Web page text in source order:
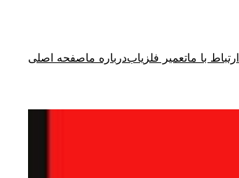
ارتباط با ماتعمیر فلزیابدرباره ماصفحه اصلی